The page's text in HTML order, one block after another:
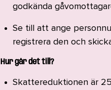
godkända
Se till att ange
registrera den och
Hur går det till?
Skattereduktionen är